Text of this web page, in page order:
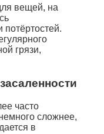
вещей, на
грязи,
часто
сложнее,
в